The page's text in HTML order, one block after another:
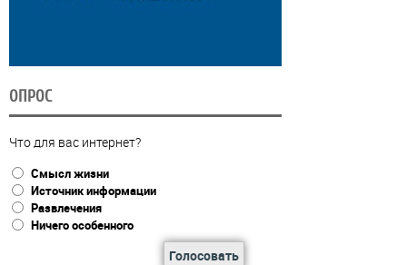
ОПРОС
Что для вас интернет?
Смысл жизни
Источник информации
Развлечения
Ничего особенного
Голосовать